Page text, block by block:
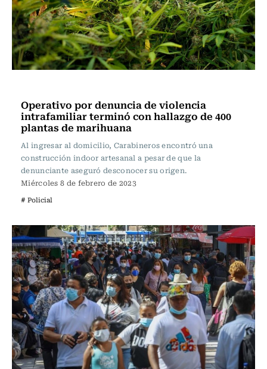
Operativo por denuncia de violencia
intrafamiliar terminó con hallazgo de 400
plantas de marihuana
Al ingresar al domicilio, Carabineros encontró una
construcción indoor artesanal a pesar de que la
denunciante aseguró desconocer su origen.
Miércoles 8 de febrero de 2023
# Policial